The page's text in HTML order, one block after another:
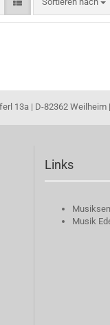
13a | D-82362 Weilheim
Links
Musik